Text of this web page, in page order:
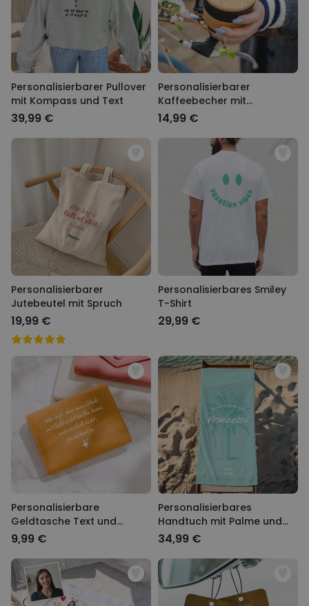
Personalisierbarer Pullover
mit Kompass und Text
39,99 €
Personalisierbarer
Kaffeebecher mit
Monogramm
14,99 €
Personalisierbarer
Jutebeutel mit Spruch
19,99 €
Personalisierbares Smiley
T-Shirt
29,99 €
Personalisierbare
Geldtasche Text und
Symbol
9,99 €
Personalisierbares
Handtuch mit Palme und
Text
34,99 €